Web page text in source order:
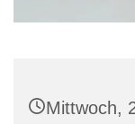
Mittwoch,